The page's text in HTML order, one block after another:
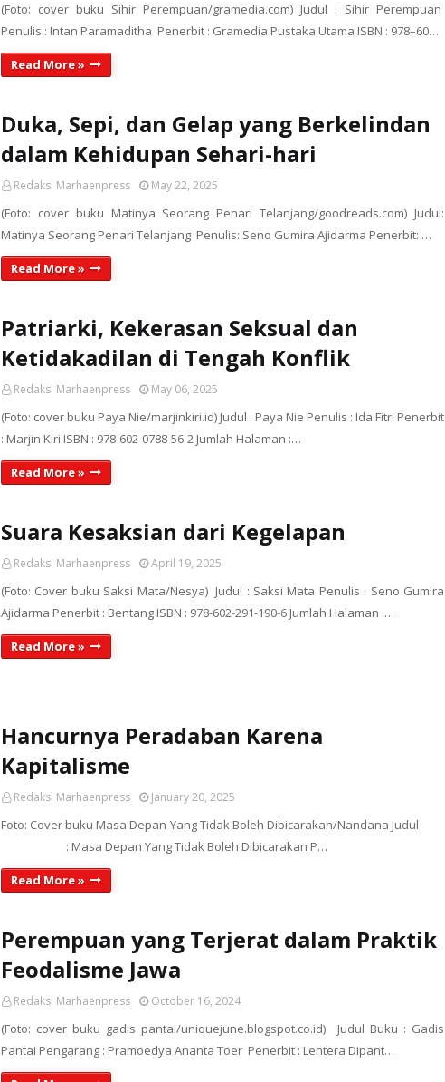
(Foto: cover buku Sihir Perempuan/gramedia.com) Judul : Sihir Perempuan
Penulis : Intan Paramaditha Penerbit : Gramedia Pustaka Utama ISBN : 978–60…
Read More »
Duka, Sepi, dan Gelap yang Berkelindan
dalam Kehidupan Sehari-hari
Redaksi Marhaenpress May 22, 2025
(Foto: cover buku Matinya Seorang Penari Telanjang/goodreads.com) Judul:
Matinya Seorang Penari Telanjang Penulis: Seno Gumira Ajidarma Penerbit: …
Read More »
Patriarki, Kekerasan Seksual dan
Ketidakadilan di Tengah Konflik
Redaksi Marhaenpress May 06, 2025
(Foto: cover buku Paya Nie/marjinkiri.id) Judul : Paya Nie Penulis : Ida Fitri Penerbit
: Marjin Kiri ISBN : 978-602-0788-56-2 Jumlah Halaman :…
Read More »
Suara Kesaksian dari Kegelapan
Redaksi Marhaenpress April 19, 2025
(Foto: Cover buku Saksi Mata/Nesya) Judul : Saksi Mata Penulis : Seno Gumira
Ajidarma Penerbit : Bentang ISBN : 978-602-291-190-6 Jumlah Halaman :…
Read More »
Hancurnya Peradaban Karena
Kapitalisme
Redaksi Marhaenpress January 20, 2025
Foto: Cover buku Masa Depan Yang Tidak Boleh Dibicarakan/Nandana Judul
: Masa Depan Yang Tidak Boleh Dibicarakan P…
Read More »
Perempuan yang Terjerat dalam Praktik
Feodalisme Jawa
Redaksi Marhaenpress October 16, 2024
(Foto: cover buku gadis pantai/uniquejune.blogspot.co.id) Judul Buku : Gadis
Pantai Pengarang : Pramoedya Ananta Toer Penerbit : Lentera Dipant…